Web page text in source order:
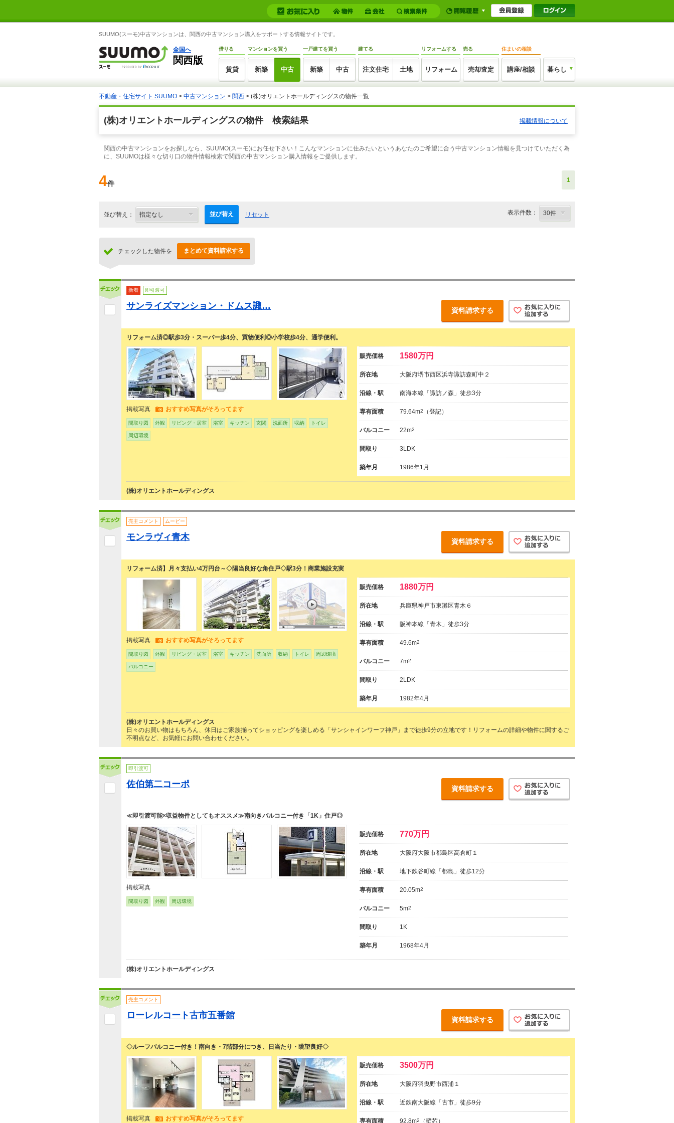
SUUMO(スーモ)中古マンションは、関西の中古マンション購入をサポートする情報サイトです。
全国へ
関西版
借りる
賃貸
マンションを買う
新築 中古
一戸建てを買う
新築 中古
建てる
注文住宅 土地
リフォームする
リフォーム
売る
売却査定
住まいの相談
講座/相談 暮らし
不動産・住宅サイト SUUMO > 中古マンション > 関西 > (株)オリエントホールディングスの物件一覧
(株)オリエントホールディングスの物件 検索結果 掲載情報について
関西の中古マンションをお探しなら、SUUMO(スーモ)にお任せ下さい！こんなマンションに住みたいというあなたのご希望に合う中古マンション情報を見つけていただく為
に、SUUMOは様々な切り口の物件情報検索で関西の中古マンション購入情報をご提供します。
4件 1
並び替え： 並び替え リセット 表示件数：
チェックした物件を まとめて資料請求する
新着 即引渡可
サンライズマンション・ドムス諏… 資料請求する
リフォーム済◎駅歩3分・スーパー歩4分、買物便利◎小学校歩4分、通学便利。
掲載写真 おすすめ写真がそろってます
間取り図 外観 リビング・居室 浴室 キッチン 玄関 洗面所 収納 トイレ
周辺環境
販売価格 1580万円
所在地 大阪府堺市西区浜寺諏訪森町中２
沿線・駅 南海本線「諏訪ノ森」徒歩3分
専有面積 79.64m2 （登記）
バルコニー 22m2
間取り 3LDK
築年月 1986年1月
(株)オリエントホールディングス
売主コメント ムービー
モンラヴィ青木 資料請求する
リフォーム済】月々支払い4万円台～◇陽当良好な角住戸◇駅3分！商業施設充実
掲載写真 おすすめ写真がそろってます
間取り図 外観 リビング・居室 浴室 キッチン 洗面所 収納 トイレ 周辺環境
バルコニー
販売価格 1880万円
所在地 兵庫県神戸市東灘区青木６
沿線・駅 阪神本線「青木」徒歩3分
専有面積 49.6m2
バルコニー 7m2
間取り 2LDK
築年月 1982年4月
(株)オリエントホールディングス
日々のお買い物はもちろん、休日はご家族揃ってショッピングを楽しめる「サンシャインワーフ神戸」まで徒歩9分の立地です！リフォームの詳細や物件に関するご
不明点など、お気軽にお問い合わせください。
即引渡可
佐伯第二コーポ 資料請求する
≪即引渡可能×収益物件としてもオススメ≫南向きバルコニー付き「1K」住戸◎
掲載写真
間取り図 外観 周辺環境
販売価格 770万円
所在地 大阪府大阪市都島区高倉町１
沿線・駅 地下鉄谷町線「都島」徒歩12分
専有面積 20.05m2
バルコニー 5m2
間取り 1K
築年月 1968年4月
(株)オリエントホールディングス
売主コメント
ローレルコート古市五番館 資料請求する
◇ルーフバルコニー付き！南向き・7階部分につき、日当たり・眺望良好◇
掲載写真 おすすめ写真がそろってます
販売価格 3500万円
所在地 大阪府羽曳野市西浦１
沿線・駅 近鉄南大阪線「古市」徒歩9分
専有面積 92.8m2 （壁芯）